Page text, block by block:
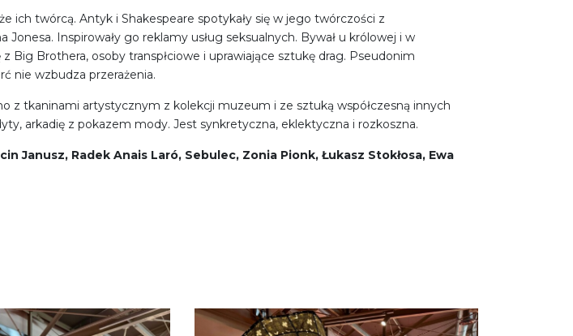
ich twórcą. Antyk i Shakespeare spotykały się w jego twórczości z
Inspirowały go reklamy usług seksualnych. Bywał u królowej i w
Big Brothera, osoby transpłciowe i uprawiające sztukę drag. Pseudonim
nie wzbudza przerażenia.
z tkaninami artystycznym z kolekcji muzeum i ze sztuką współczesną innych
arkadię z pokazem mody. Jest synkretyczna, eklektyczna i rozkoszna.
Janusz, Radek Anais Laró, Sebulec, Zonia Pionk, Łukasz Stokłosa, Ewa